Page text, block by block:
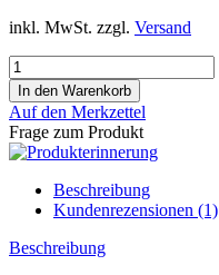
inkl. MwSt. zzgl. Versand
Auf den Merkzettel
Frage zum Produkt
Beschreibung
Kundenrezensionen (1)
Beschreibung